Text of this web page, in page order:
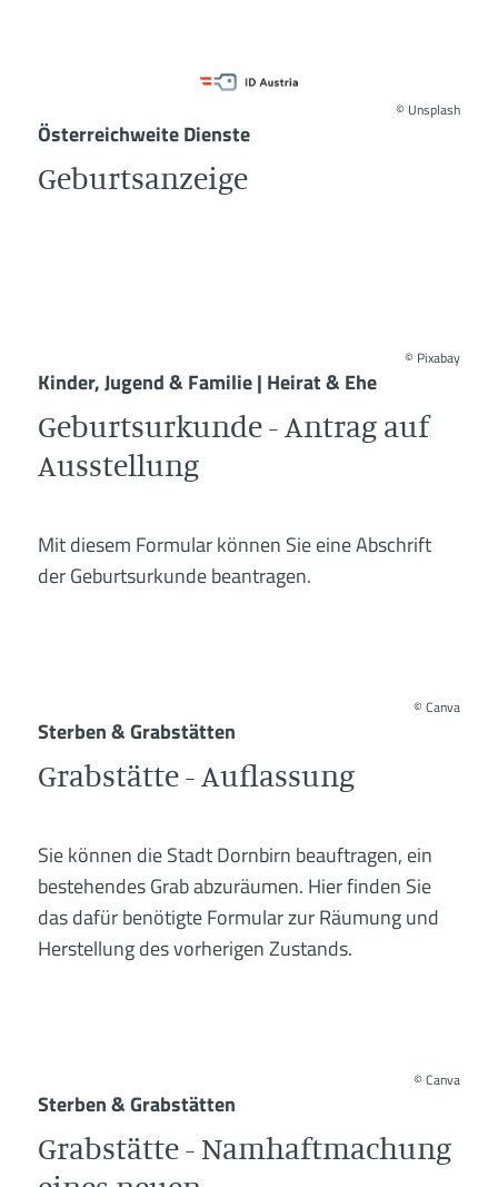
© Unsplash
Österreichweite Dienste
Geburtsanzeige
© Pixabay
Kinder, Jugend & Familie | Heirat & Ehe
Geburtsurkunde - Antrag auf
Ausstellung
Mit diesem Formular können Sie eine Abschrift
der Geburtsurkunde beantragen.
©Canva
Sterben & Grabstätten
Grabstätte - Auflassung
Sie können die Stadt Dornbirn beauftragen, ein
bestehendes Grab abzuräumen. Hier finden Sie
das dafür benötigte Formular zur Räumung und
Herstellung des vorherigen Zustands.
©Canva
Sterben & Grabstätten
Grabstätte - Namhaftmachung